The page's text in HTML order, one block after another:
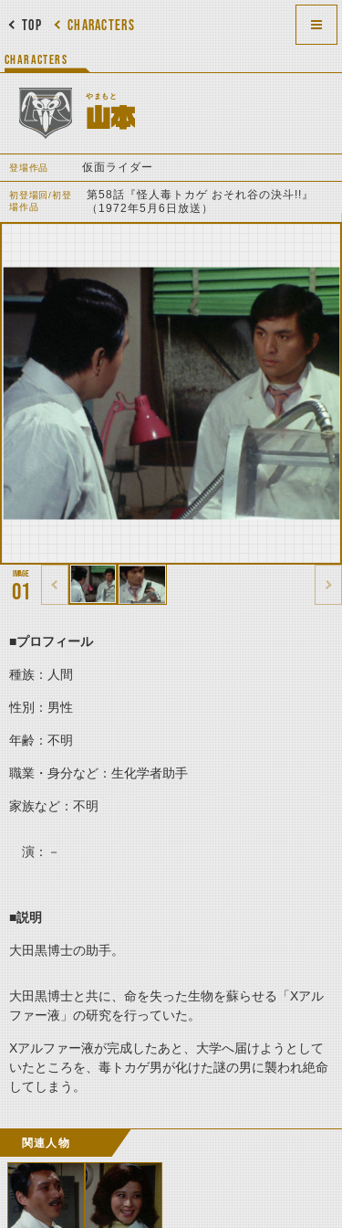
CHARACTERS
TOP
CHARACTERS
やまもと
山本
登場作品 仮面ライダー
初登場回/初登
場作品
第58話『怪人毒トカゲ おそれ谷の決斗!!』
（1972年5月6日放送）
01
■プロフィール
種族：人間
性別：男性
年齢：不明
職業・身分など：生化学者助手
家族など：不明
演：－
■説明
大田黒博士の助手。
大田黒博士と共に、命を失った生物を蘇らせる「Xアル
ファー液」の研究を行っていた。
Xアルファー液が完成したあと、大学へ届けようとして
いたところを、毒トカゲ男が化けた謎の男に襲われ絶命
してしまう。
関連人物